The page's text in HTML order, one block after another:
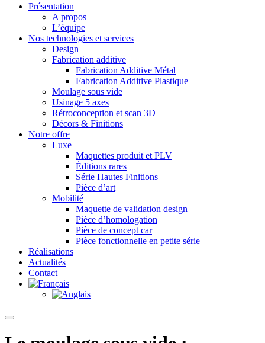
Présentation
A propos
L’équipe
Nos technologies et services
Design
Fabrication additive
Fabrication Additive Métal
Fabrication Additive Plastique
Moulage sous vide
Usinage 5 axes
Rétroconception et scan 3D
Décors & Finitions
Notre offre
Luxe
Maquettes produit et PLV
Éditions rares
Série Hautes Finitions
Pièce d’art
Mobilité
Maquette de validation design
Pièce d’homologation
Pièce de concept car
Pièce fonctionnelle en petite série
Réalisations
Actualités
Contact